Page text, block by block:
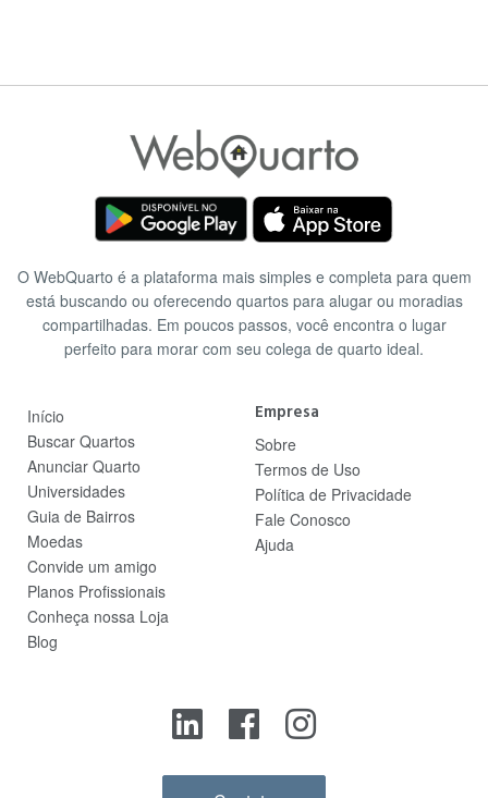
O WebQuarto é a plataforma mais simples e completa para quem
está buscando ou oferecendo quartos para alugar ou moradias
compartilhadas. Em poucos passos, você encontra o lugar
perfeito para morar com seu colega de quarto ideal.
Início
Buscar Quartos
Anunciar Quarto
Universidades
Guia de Bairros
Moedas
Convide um amigo
Planos Profissionais
Conheça nossa Loja
Blog
Empresa
Sobre
Termos de Uso
Política de Privacidade
Fale Conosco
Ajuda